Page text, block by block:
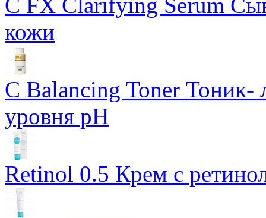
кожи
C Balancing Toner Тоник-
уровня pH
Retinol 0.5 Крем с